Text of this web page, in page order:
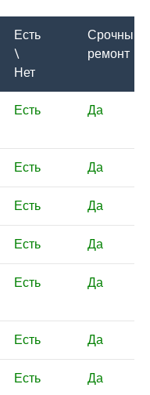
Есть
\
Нет
Срочный
ремонт
Есть Да
Есть Да
Есть Да
Есть Да
Есть Да
Есть Да
Есть Да